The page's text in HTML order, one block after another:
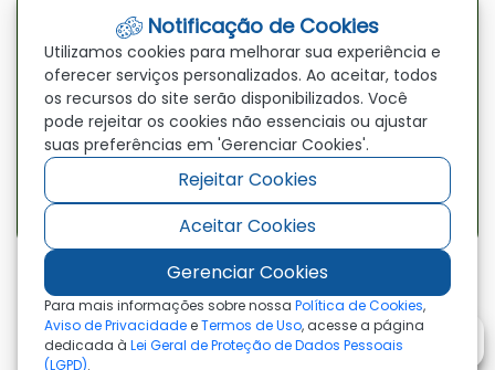
ouvidoria@paranatinga.mt.gov.br
Localização
Av. Brasil, 1900, Centro, Paranatinga/MT, 78870-000
Redes Sociais
Acessar
a
Rede
Social
Facebook
Acessar
a
Rede
Social
Youtube
Acessar
a
Rede
Social
©2026 - Prefeitura Municipal de Paranatinga - MT
- Todos os direitos reservados
Notificação de Cookies
Utilizamos cookies para melhorar sua experiência e
oferecer serviços personalizados. Ao aceitar, todos
os recursos do site serão disponibilizados. Você
pode rejeitar os cookies não essenciais ou ajustar
suas preferências em 'Gerenciar Cookies'.
Rejeitar Cookies
Aceitar Cookies
Gerenciar Cookies
Para mais informações sobre nossa Política de Cookies,
Aviso de PrivacidadeeTermos de Uso, acesse a página
dedicada à Lei Geral de Proteção de Dados Pessoais
(LGPD).